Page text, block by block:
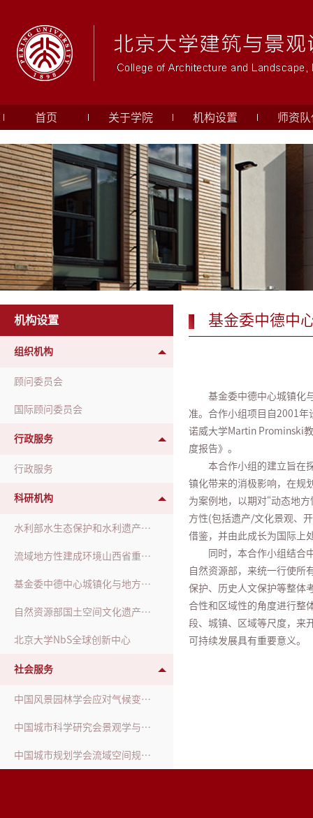
首页 关于学院 机构设置 师资队
机构设置
组织机构
顾问委员会
国际顾问委员会
行政服务
行政服务
科研机构
水利部水生态保护和水利遗产重点实验室
流域地方性建成环境山西省重点实验室
基金委中德中心城镇化与地方性合作小组
自然资源部国土空间文化遗产保护与再生工程技术创新中心
北京大学NbS全球创新中心
社会服务
中国风景园林学会应对气候变化工作委员会
中国城市科学研究会景观学与美丽中国建设专业委员会
中国城市规划学会流域空间规划分会
基金委中德中
基金委中德中心城镇化
准。合作小组项目自2001
诺威大学Martin Prominski
度报告》。
本合作小组的建立旨在
镇化带来的消极影响，在规
为案例地，以期对“动态地
方性(包括遗产/文化景观、
借鉴，并由此成长为国际上
同时，本合作小组结合
自然资源部，来统一行使所
保护、历史人文保护等整体
合性和区域性的角度进行整
段、城镇、区域等尺度，来
可持续发展具有重要意义。